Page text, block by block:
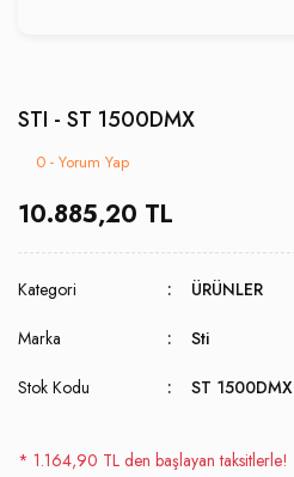
STI - ST 1500DMX
0 - Yorum Yap
10.885,20 TL
Kategori ÜRÜNLER
Marka Sti
Stok Kodu ST 1500DMX
* 1.164,90 TL den başlayan taksitlerle!